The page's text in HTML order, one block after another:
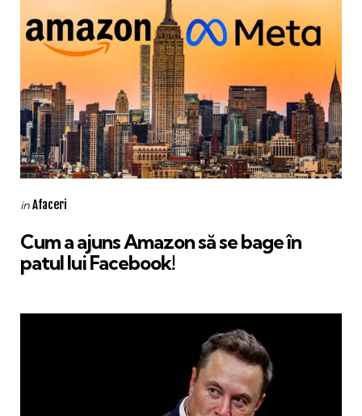
Categories
Posted
inAfaceri
Cum a ajuns Amazon să se bage în
patul lui Facebook!